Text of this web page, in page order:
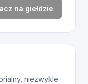
na giełdzie
niezwykle